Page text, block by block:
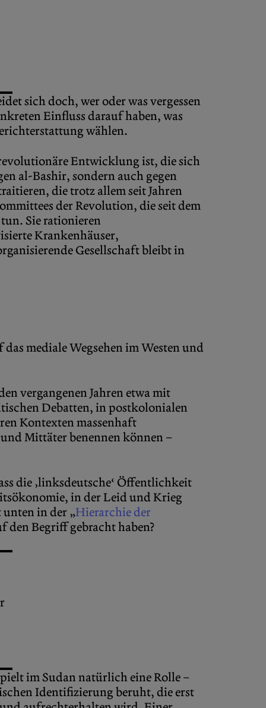
sich doch, wer oder was vergessen
Einfluss darauf haben, was
wählen.
Entwicklung ist, die sich
al-Bashir, sondern auch gegen
die trotz allem seit Jahren
der Revolution, die seit dem
Sie rationieren
Krankenhäuser,
Gesellschaft bleibt in
mediale Wegsehen im Westen und
vergangenen Jahren etwa mit
Debatten, in postkolonialen
Kontexten massenhaft
Mittäter benennen können –
die ‚linksdeutsche‘ Öffentlichkeit
in der Leid und Krieg
unten in der „Hierarchie der
Begriff gebracht haben?
im Sudan natürlich eine Rolle –
Identifizierung beruht, die erst